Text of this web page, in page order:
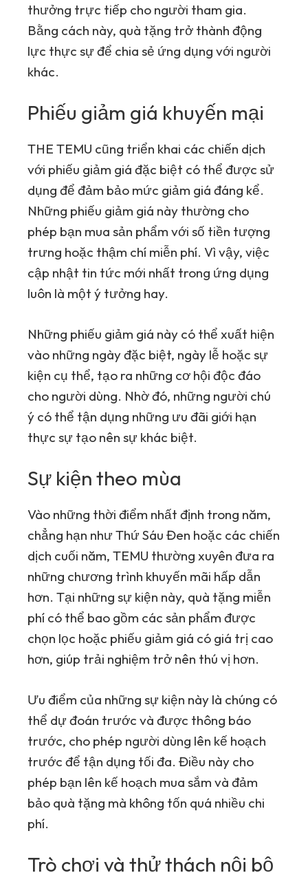
thưởng trực tiếp cho người tham gia.
Bằng cách này, quà tặng trở thành động
lực thực sự để chia sẻ ứng dụng với người
khác.
Phiếu giảm giá khuyến mại
THETEMU cũng triển khai các chiến dịch
với phiếu giảm giá đặc biệt có thể được sử
dụng để đảm bảo mức giảm giá đáng kể.
Những phiếu giảm giá này thường cho
phép bạn mua sản phẩm với số tiền tượng
trưng hoặc thậm chí miễn phí. Vì vậy, việc
cập nhật tin tức mới nhất trong ứng dụng
luôn là một ý tưởng hay.
Những phiếu giảm giá này có thể xuất hiện
vào những ngày đặc biệt, ngày lễ hoặc sự
kiện cụ thể, tạo ra những cơ hội độc đáo
cho người dùng. Nhờ đó, những người chú
ý có thể tận dụng những ưu đãi giới hạn
thực sự tạo nên sự khác biệt.
Sự kiện theo mùa
Vào những thời điểm nhất định trong năm,
chẳng hạn như Thứ Sáu Đen hoặc các chiến
dịch cuối năm,TEMU thường xuyên đưa ra
những chương trình khuyến mãi hấp dẫn
hơn. Tại những sự kiện này, quà tặng miễn
phí có thể bao gồm các sản phẩm được
chọn lọc hoặc phiếu giảm giá có giá trị cao
hơn, giúp trải nghiệm trở nên thú vị hơn.
Ưu điểm của những sự kiện này là chúng có
thể dự đoán trước và được thông báo
trước, cho phép người dùng lên kế hoạch
trước để tận dụng tối đa. Điều này cho
phép bạn lên kế hoạch mua sắm và đảm
bảo quà tặng mà không tốn quá nhiều chi
phí.
Trò chơi và thử thách nội bộ